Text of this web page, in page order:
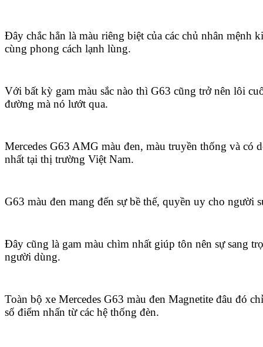
Đây chắc hẳn là màu riêng biệt của các chủ nhân mệnh
cùng phong cách lạnh lùng.
Với bất kỳ gam màu sắc nào thì G63 cũng trở nên lôi
đường mà nó lướt qua.
Mercedes G63 AMG màu đen, màu truyền thống và có
nhất tại thị trường Việt Nam.
G63 màu đen mang đến sự bề thế, quyền uy cho người
Đây cũng là gam màu chìm nhất giúp tôn nên sự sang
người dùng.
Toàn bộ xe Mercedes G63 màu đen Magnetite đâu đó
số điểm nhấn từ các hệ thống đèn.